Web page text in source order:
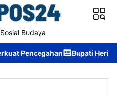
Sosial Budaya
Bupati Heriyus: Wisuda